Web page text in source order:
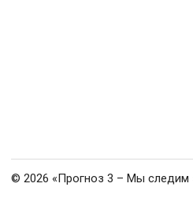
© 2026 «Прогноз 3 – Мы следим